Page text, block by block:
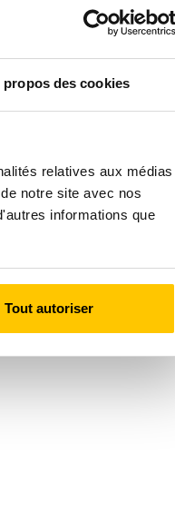
propos des cookies
relatives aux médias
notre site avec nos
informations que
Tout autoriser